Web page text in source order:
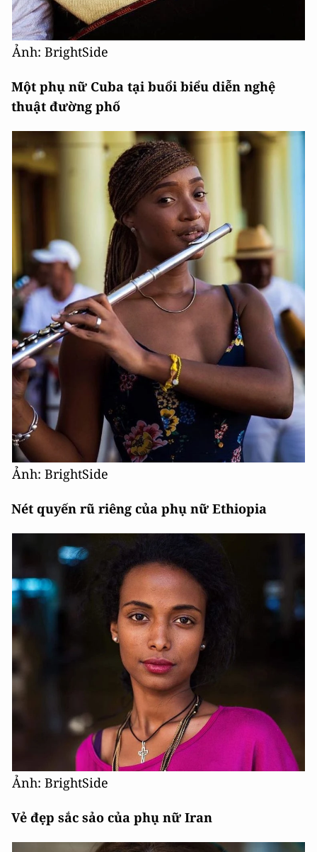
Ảnh: BrightSide
Một phụ nữ Cuba tại buổi biểu diễn nghệ
thuật đường phố
Ảnh: BrightSide
Nét quyến rũ riêng của phụ nữ Ethiopia
Ảnh: BrightSide
Vẻ đẹp sắc sảo của phụ nữ Iran